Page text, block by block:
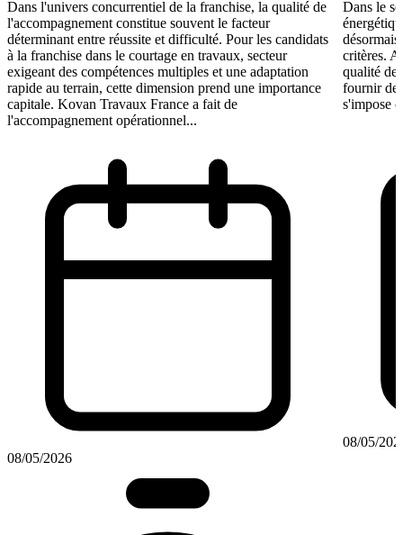
Dans l'univers concurrentiel de la franchise, la qualité de
l'accompagnement constitue souvent le facteur
déterminant entre réussite et difficulté. Pour les candidats
à la franchise dans le courtage en travaux, secteur
exigeant des compétences multiples et une adaptation
rapide au terrain, cette dimension prend une importance
capitale. Kovan Travaux France a fait de
l'accompagnement opérationnel...
08/05/2026
Dans le
critères.
qualité de
fournir
s'impose
08/05/